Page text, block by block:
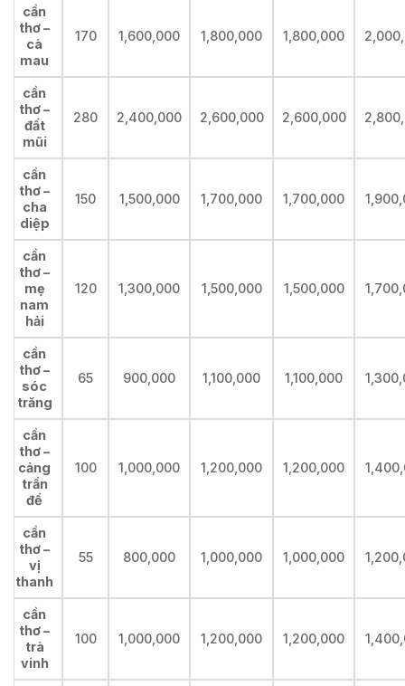
cần
thơ –
cà
mau
170 1,600,000 1,800,000 1,800,000
cần
thơ –
đất
mũi
280 2,400,000 2,600,000 2,600,000
cần
thơ –
cha
diệp
150 1,500,000 1,700,000 1,700,000
cần
thơ –
mẹ
nam
hải
120 1,300,000 1,500,000 1,500,000
cần
thơ –
sóc
trăng
65 900,000 1,100,000 1,100,000
cần
thơ –
cảng
trần
đề
100 1,000,000 1,200,000 1,200,000
cần
thơ –
vị
thanh
55 800,000 1,000,000 1,000,000
cần
thơ –
trà
vinh
100 1,000,000 1,200,000 1,200,000